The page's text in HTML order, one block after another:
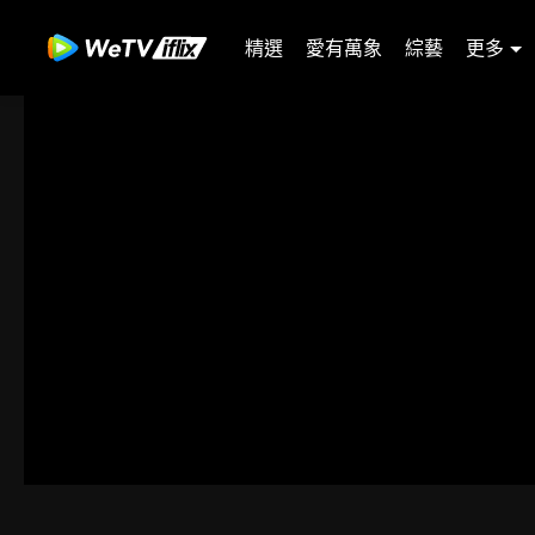
精選 愛有萬象 綜藝 更多